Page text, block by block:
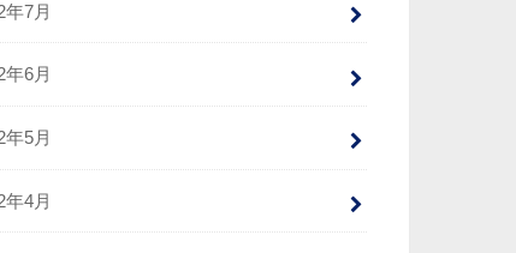
年7月
年6月
年5月
年4月